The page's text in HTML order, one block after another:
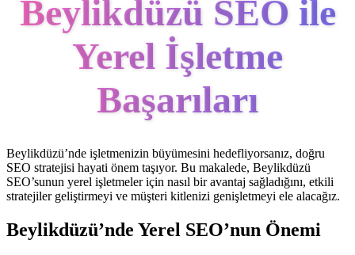
Beylikdüzü SEO ile
Yerel İşletme
Başarıları
Beylikdüzü’nde işletmenizin büyümesini hedefliyorsanız, doğru
SEO stratejisi hayati önem taşıyor. Bu makalede, Beylikdüzü
SEO’sunun yerel işletmeler için nasıl bir avantaj sağladığını, etkili
stratejiler geliştirmeyi ve müşteri kitlenizi genişletmeyi ele alacağız.
Beylikdüzü’nde Yerel SEO’nun Önemi